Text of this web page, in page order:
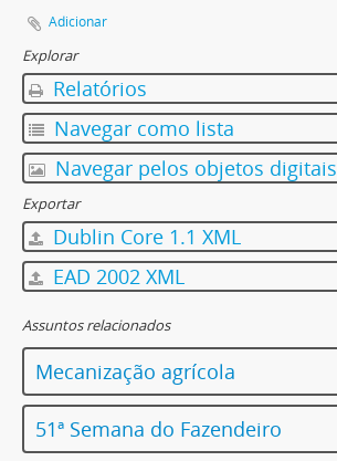
Adicionar
Explorar
Relatórios
Navegar como lista
Navegar pelos objetos digitais
Exportar
Dublin Core 1.1 XML
EAD 2002 XML
Assuntos relacionados
Mecanização agrícola
51ª Semana do Fazendeiro